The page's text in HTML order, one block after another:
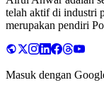
telah aktif di industri
merupakan pendiri
Masuk dengan